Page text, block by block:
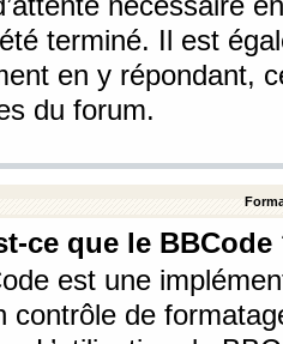
terminé. Il est
en y répondant,
du forum.
ce que le BBCode
est une
contrôle de